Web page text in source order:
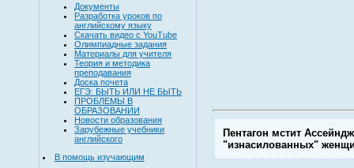
Документы
Разработка уроков по
английскому языку
Скачать видео с YouTube
Олимпиадные задания
Материалы для учителя
Теория и методика
преподавания
Доска почета
ЕГЭ: БЫТЬ ИЛИ НЕ БЫТЬ
ПРОБЛЕМЫ В
ОБРАЗОВАНИИ
Новости образования
Зарубежные учебники
английского
В помощь изучающим
Пентагон мстит
"изнасилованных"